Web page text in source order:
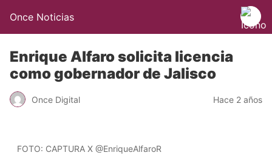
Once Noticias
Enrique Alfaro solicita licencia
como gobernador de Jalisco
Once Digital Hace 2 años
FOTO: CAPTURA X @EnriqueAlfaroR